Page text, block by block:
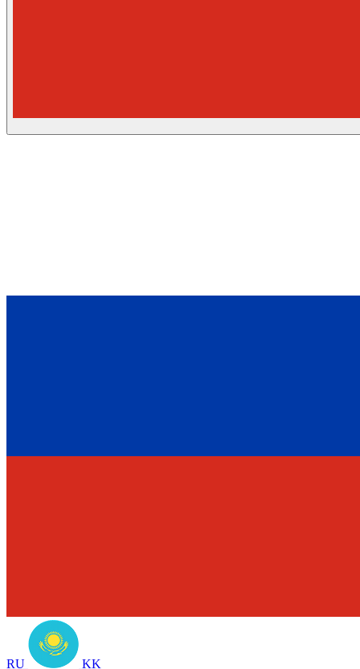
RU KK